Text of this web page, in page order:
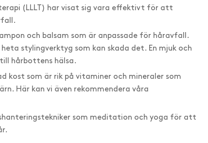
(LLLT) har visat sig vara effektivt för att
och balsam som är anpassade för håravfall.
stylingverktyg som kan skada det. En mjuk och
hårbottens hälsa.
kost som är rik på vitaminer och mineraler som
Här kan vi även rekommendera våra
som meditation och yoga för att